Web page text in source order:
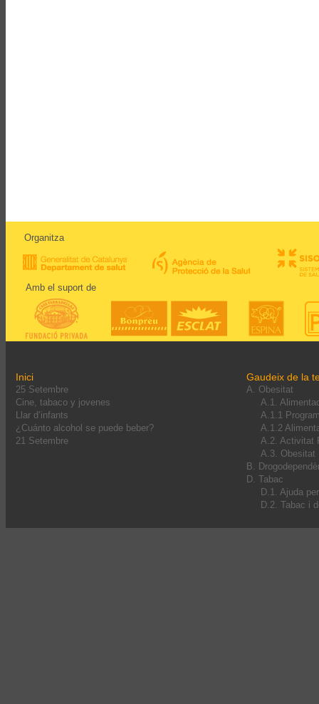
Organitza
Amb el suport de
Inici
25 Setembre
Cine, tabaco y jovenes
Llar d’infants
¿Cuánto alcohol se puede beber?
21 Setembre
Gaudeix de la
A. Obesitat
A.1.
A.1.1
A.1.2
A.2. Activitat
A.3. Obesitat
B.
D. Tabac
D.1. Ajuda
D.2. Tabac i